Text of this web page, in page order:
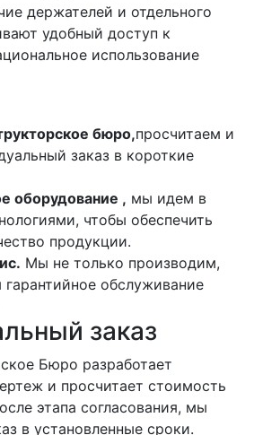
держателей и отдельного
удобный доступ к
использование
бюро,просчитаем и
заказ в короткие
оборудование , мы идем в
чтобы обеспечить
продукции.
Мы не только производим,
обслуживание
заказ
Бюро разработает
и просчитает стоимость
этапа согласования, мы
в установленные сроки.